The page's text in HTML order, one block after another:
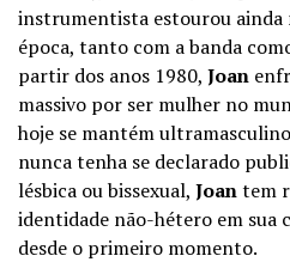
instrumentista estourou ainda
época, tanto com a banda
partir dos anos 1980, Joan
massivo por ser mulher no
hoje se mantém
nunca tenha se declarado
lésbica ou bissexual, Joantem
identidade não-hétero em sua
desde o primeiro momento.